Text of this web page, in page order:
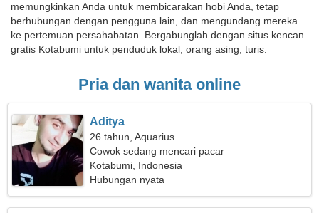
memungkinkan Anda untuk membicarakan hobi Anda, tetap
berhubungan dengan pengguna lain, dan mengundang mereka
ke pertemuan persahabatan. Bergabunglah dengan situs kencan
gratis Kotabumi untuk penduduk lokal, orang asing, turis.
Pria dan wanita online
Aditya
26 tahun, Aquarius
Cowok sedang mencari pacar
Kotabumi, Indonesia
Hubungan nyata